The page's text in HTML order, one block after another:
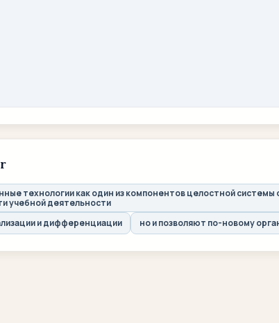
технологии как один из компонентов целостной
учебной деятельности
и дифференциации
но и позволяют по-новому